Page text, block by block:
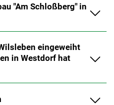
"Am Schloßberg" in
eingeweiht
in Westdorf hat